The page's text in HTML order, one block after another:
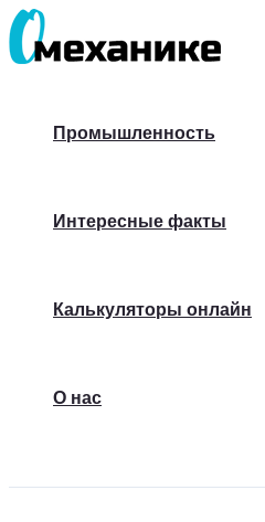
Перейти
к
Промышленность
Интересные факты
Калькуляторы онлайн
О нас